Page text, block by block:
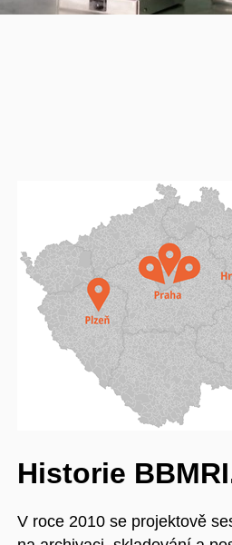
Historie
V roce 2010 se projektově